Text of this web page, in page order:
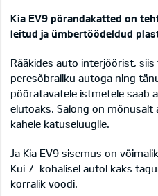
Kia EV9 põrandakatted on
leitud ja ümbertöödeldud
Rääkides auto interjöörist,
peresõbraliku autoga ning
pööratavatele istmetele saab
elutoaks. Salong on mõnusalt
kahele katuseluugile.
Ja Kia EV9 sisemus on
Kui 7-kohalisel autol kaks
korralik voodi.